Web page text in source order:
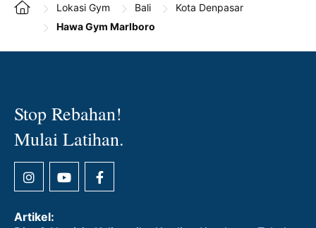
Lokasi Gym Bali
Kota Denpasar
Hawa Gym Marlboro
Stop Rebahan!
Mulai Latihan.
Artikel: